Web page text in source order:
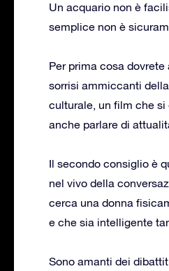
Un acquario non è
semplice non è
Per prima cosa
sorrisi ammiccanti
culturale, un film che
anche parlare di
Il secondo consiglio è
nel vivo della
cerca una donna
e che sia intelligente
Sono amanti dei